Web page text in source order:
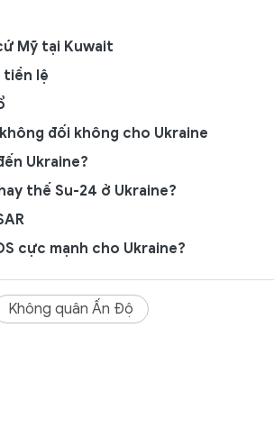
Mỹ tại Kuwait
tiền lệ
đối không cho Ukraine
Ukraine?
thế Su-24 ở Ukraine?
cực mạnh cho Ukraine?
Không quân Ấn Độ